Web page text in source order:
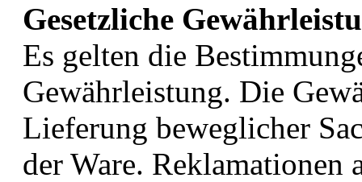
Gesetzliche
Es gelten die
Gewährleistung. Die
Lieferung beweglicher
der Ware. Reklamationen